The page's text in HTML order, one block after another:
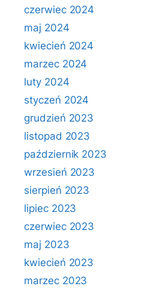
czerwiec 2024
maj 2024
kwiecień 2024
marzec 2024
luty 2024
styczeń 2024
grudzień 2023
listopad 2023
październik 2023
wrzesień 2023
sierpień 2023
lipiec 2023
czerwiec 2023
maj 2023
kwiecień 2023
marzec 2023